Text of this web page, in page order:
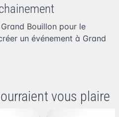
Bouillon pour le
un événement à Grand
vous plaire